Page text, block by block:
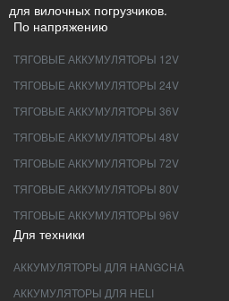
для вилочных погрузчиков.
По напряжению
ТЯГОВЫЕ АККУМУЛЯТОРЫ 12V
ТЯГОВЫЕ АККУМУЛЯТОРЫ 24V
ТЯГОВЫЕ АККУМУЛЯТОРЫ 36V
ТЯГОВЫЕ АККУМУЛЯТОРЫ 48V
ТЯГОВЫЕ АККУМУЛЯТОРЫ 72V
ТЯГОВЫЕ АККУМУЛЯТОРЫ 80V
ТЯГОВЫЕ АККУМУЛЯТОРЫ 96V
Для техники
АККУМУЛЯТОРЫ ДЛЯ HANGCHA
АККУМУЛЯТОРЫ ДЛЯ HELI